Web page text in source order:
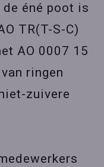
éné poot is
TR(T-S-C)
AO 0007 15
ringen
zuivere